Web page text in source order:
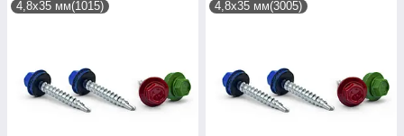
4,8х35 мм(1015) 4,8х35 мм(3005)